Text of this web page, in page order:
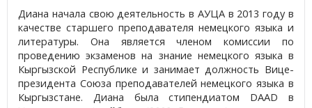
Диана начала свою деятельность в АУЦА в 2013 году в
качестве старшего преподавателя немецкого языка и
литературы. Она является членом комиссии по
проведению экзаменов на знание немецкого языка в
Кыргызской Республике и занимает должность Вице-
президента Союза преподавателей немецкого языка в
Кыргызстане. Диана была стипендиатом DAAD в